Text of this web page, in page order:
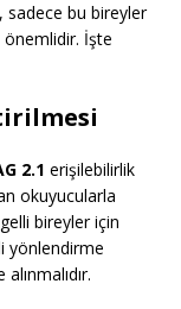
sadece bu bireyler
İşte
2.1 erişilebilirlik
okuyucularla
bireyler için
yönlendirme